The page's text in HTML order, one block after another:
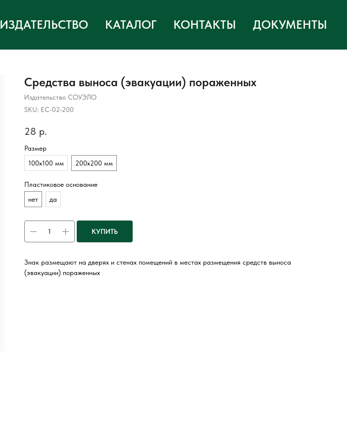
ИЗДАТЕЛЬСТВО КАТАЛОГ КОНТАКТЫ ДОКУМЕНТЫ
Средства выноса (эвакуации) пораженных
Издательство СОУЭЛО
SKU: ЕС-02-200
28 р.
Размер
100х100 мм
200х200 мм
Пластиковое основание
нет
да
КУПИТЬ
Знак размещают на дверях и стенах помещений в местах размещения средств выноса
(эвакуации) пораженных